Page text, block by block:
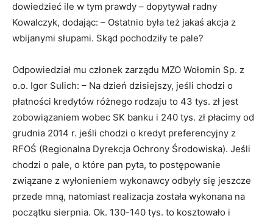
dowiedzieć ile w tym prawdy – dopytywał radny
Kowalczyk, dodając: – Ostatnio była też jakaś akcja z
wbijanymi słupami. Skąd pochodziły te pale?
Odpowiedział mu członek zarządu MZO Wołomin Sp. z
o.o. Igor Sulich: – Na dzień dzisiejszy, jeśli chodzi o
płatności kredytów różnego rodzaju to 43 tys. zł jest
zobowiązaniem wobec SK banku i 240 tys. zł płacimy od
grudnia 2014 r. jeśli chodzi o kredyt preferencyjny z
RFOŚ (Regionalna Dyrekcja Ochrony Środowiska). Jeśli
chodzi o pale, o które pan pyta, to postępowanie
związane z wyłonieniem wykonawcy odbyły się jeszcze
przede mną, natomiast realizacja została wykonana na
początku sierpnia. Ok. 130-140 tys. to kosztowało i